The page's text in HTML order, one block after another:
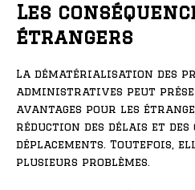
Les
étrangers
La dématérialisation des
administratives peut
avantages pour les
réduction des délais et
déplacements. Toutefois,
plusieurs problèmes.